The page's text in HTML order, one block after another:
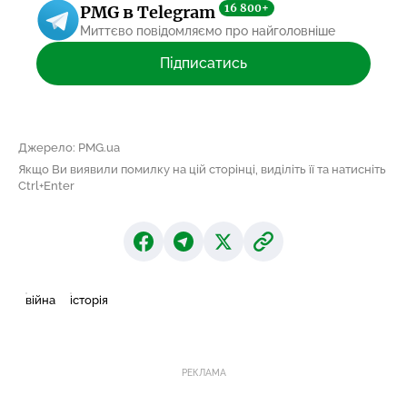
PMG в Telegram 16 800+
Миттєво повідомляємо про найголовніше
Підписатись
Джерело: PMG.ua
Якщо Ви виявили помилку на цій сторінці, виділіть її та натисніть
Ctrl+Enter
війна історія
РЕКЛАМА